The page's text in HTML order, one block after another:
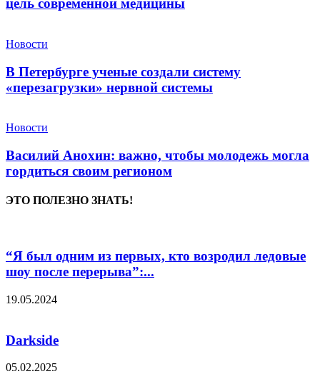
цель современной медицины
Новости
В Петербурге ученые создали систему
«перезагрузки» нервной системы
Новости
Василий Анохин: важно, чтобы молодежь могла
гордиться своим регионом
ЭТО ПОЛЕЗНО ЗНАТЬ!
“Я был одним из первых, кто возродил ледовые
шоу после перерыва”:...
19.05.2024
Darkside
05.02.2025